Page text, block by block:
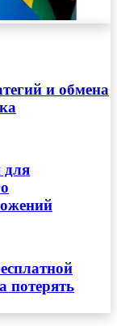
и обмена
для
потерять